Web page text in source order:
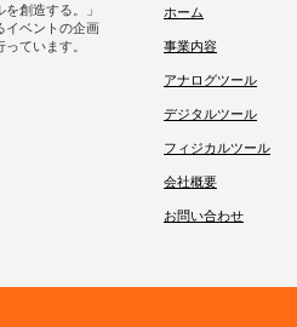
創造する。」
イベントの企画
ています。
ホーム
事業内容
アナログツール
デジタルツール
フィジカルツール
会社概要
お問い合わせ